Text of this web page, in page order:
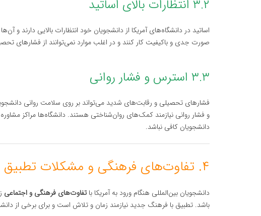
۳.۲ انتظارات بالای اساتید
اساتید در دانشگاه‌های آمریکا از دانشجویان خود انتظارات بالایی دارند و
صورت جدی و باکیفیت کار کنند و در اغلب موارد نمی‌توانند از فشارهای
۳.۳ استرس و فشار روانی
فشارهای تحصیلی و رقابت‌های شدید می‌تواند بر روی سلامت روانی
و فشار روانی نیازمند کمک‌های روان‌شناختی هستند. دانشگاه‌ها مراکز
دانشجویان کافی نباشد.
۴. تفاوت‌های فرهنگی و مشکلات تطبیق با فرهنگ آمریکا
دانشجویان بین‌المللی هنگام ورود به آمریکا با تفاوت‌های فرهنگی و اجتماعی
باشد. تطبیق با فرهنگ جدید نیازمند زمان و تلاش است و برای برخی از